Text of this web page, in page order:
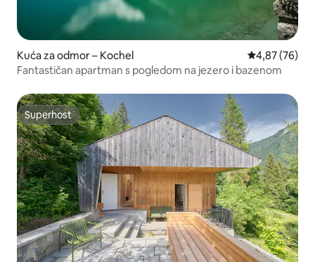
Kuća za odmor – Kochel Prosječna
4,87 (76)
Fantastičan apartman s pogledom na jezero i bazenom
Superhost
Superhost